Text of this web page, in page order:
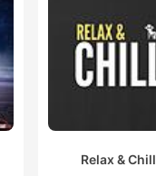
Relax & Chill